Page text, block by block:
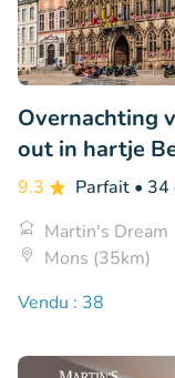
Overnachting
out in hartje
9.3 Parfait • 34
Martin's Dream
Mons (35km)
Vendu : 38